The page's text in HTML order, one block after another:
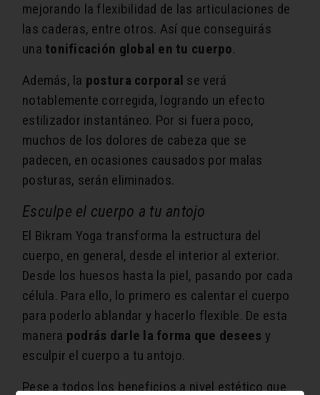
mejorando la flexibilidad de las articulaciones de
las caderas, entre otros. Así que conseguirás
una tonificación global en tu cuerpo.
Además, la postura corporal se verá
notablemente corregida, logrando un efecto
estilizador instantáneo. Por si fuera poco,
muchos de los dolores de cabeza que se
padecen, en ocasiones causados por malas
posturas, serán eliminados.
Esculpe el cuerpo a tu antojo
El Bikram Yoga transforma la estructura del
cuerpo, en general, desde el interior al exterior.
Desde los huesos hasta la piel, pasando por cada
célula. Para ello, lo primero es calentar el cuerpo
para poderlo ablandar y hacerlo flexible. De esta
manera podrás darle la forma que desees y
esculpir el cuerpo a tu antojo.
Pese a todos los beneficios a nivel estético que